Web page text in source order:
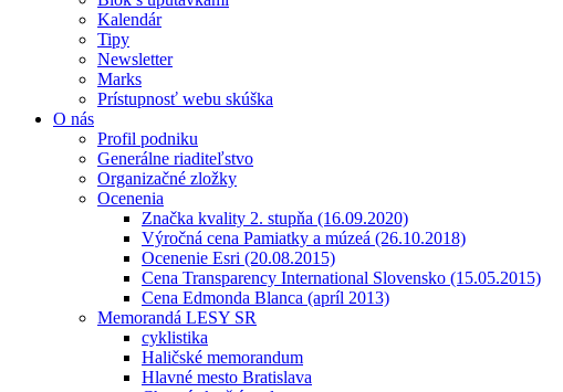
Kalendár
Tipy
Newsletter
Marks
Prístupnosť webu skúška
O nás
Profil podniku
Generálne riaditeľstvo
Organizačné zložky
Ocenenia
Značka kvality 2. stupňa (16.09.2020)
Výročná cena Pamiatky a múzeá (26.10.2018)
Ocenenie Esri (20.08.2015)
Cena Transparency International Slovensko (15.05.2015)
Cena Edmonda Blanca (apríl 2013)
Memorandá LESY SR
cyklistika
Haličské memorandum
Hlavné mesto Bratislava